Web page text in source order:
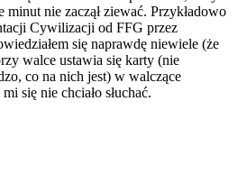
minut nie zaczął ziewać. Przykładowo
Cywilizacji od FFG przez
się naprawdę niewiele (że
walce ustawia się karty (nie
co na nich jest) w walczące
się nie chciało słuchać.